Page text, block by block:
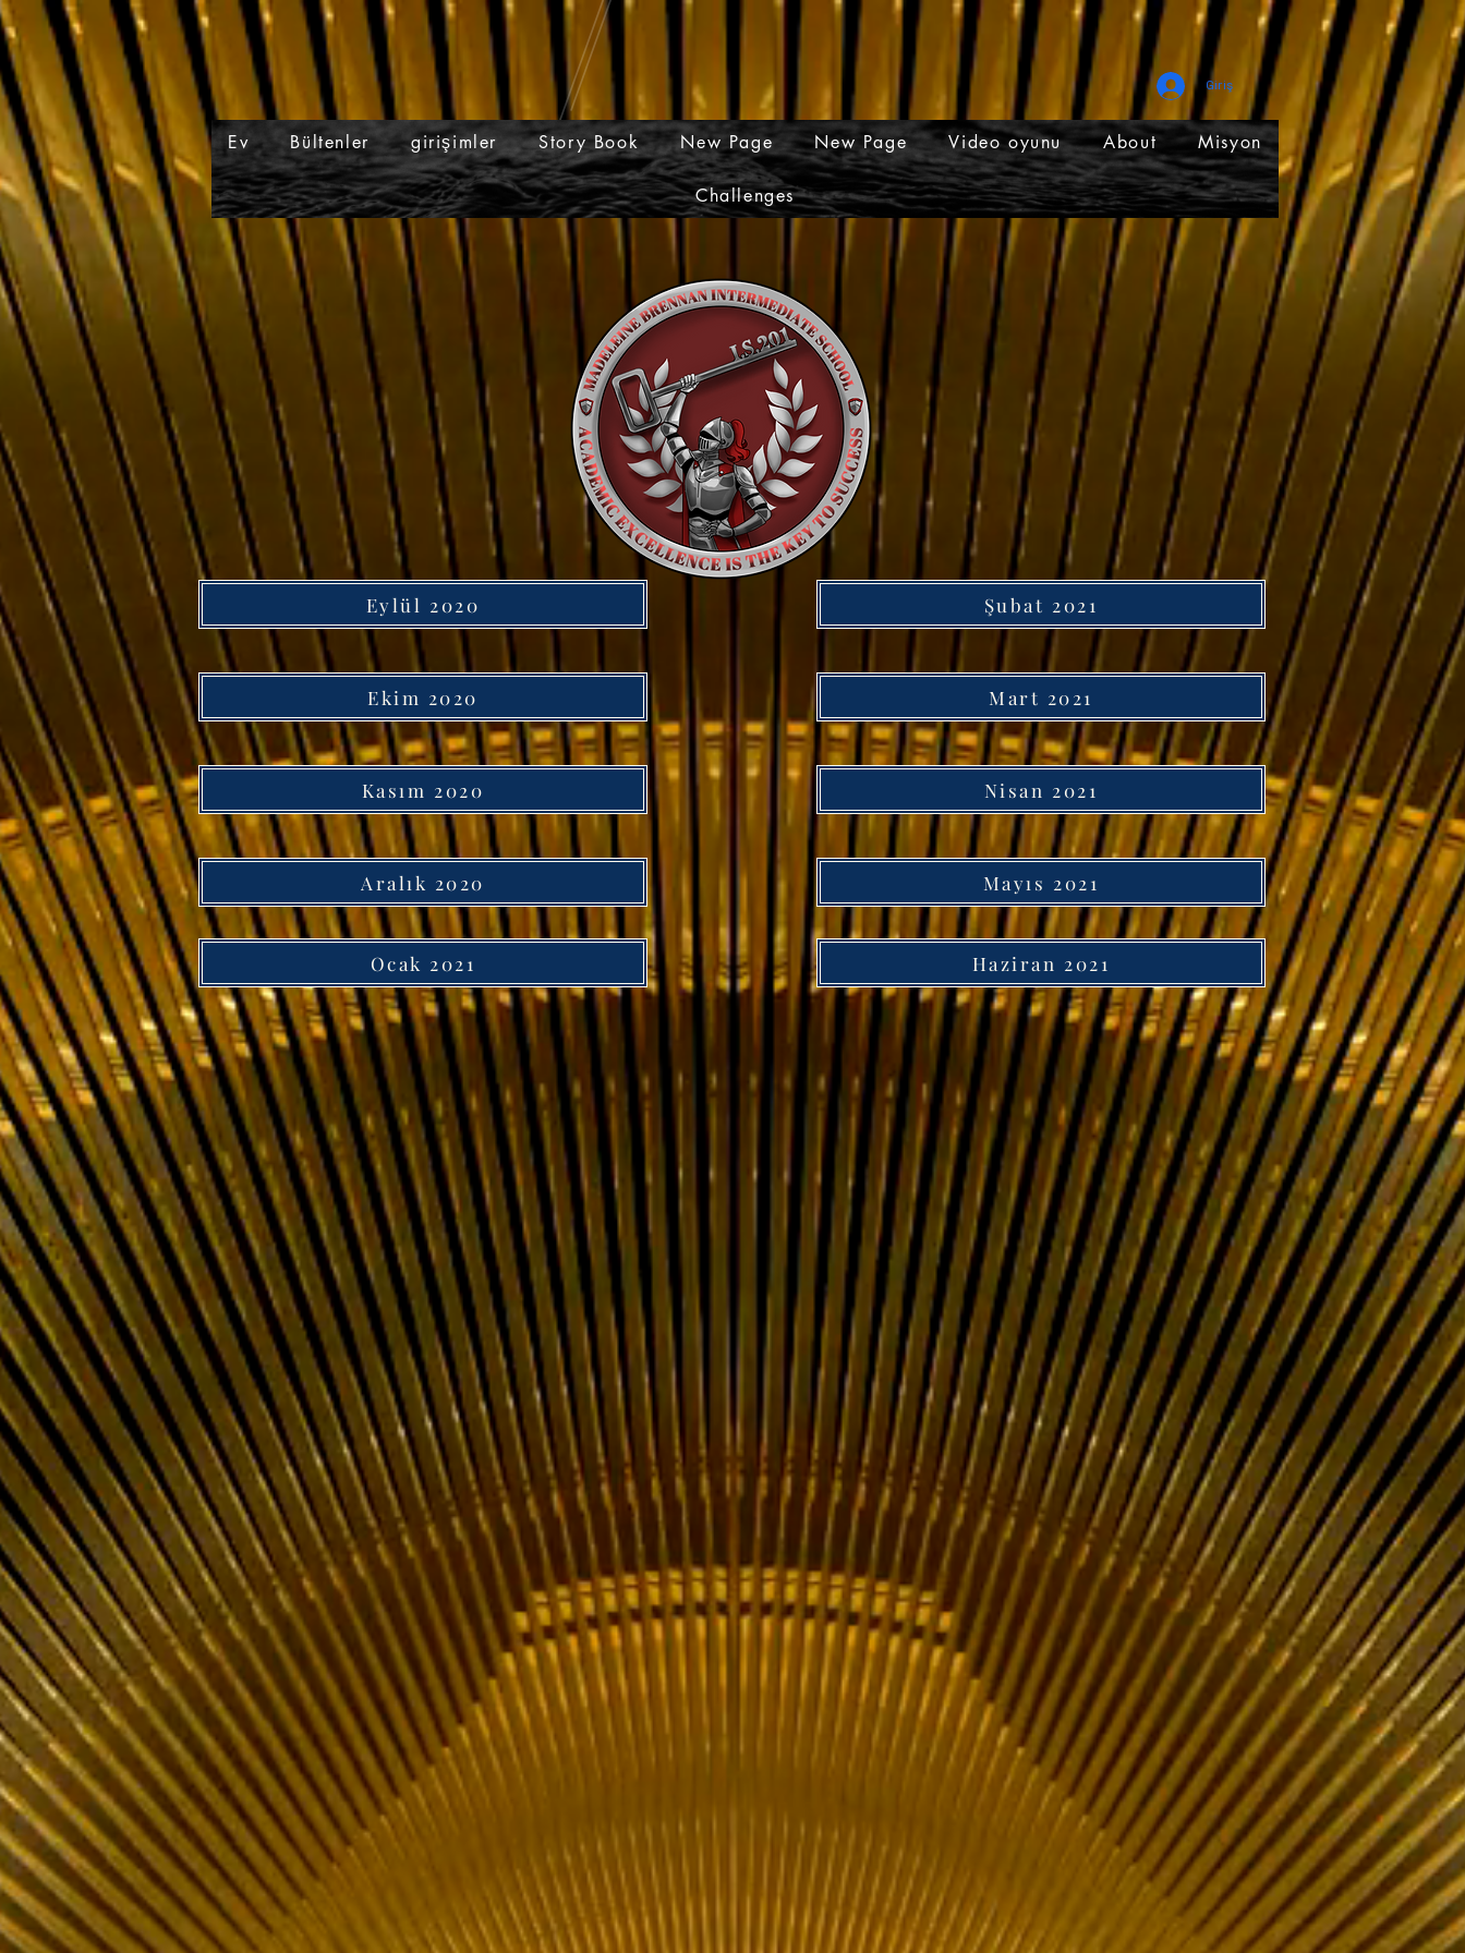
Ev Bültenler girişimler Story Book New Page New Page Video oyunu About Misyon
Challenges
Giriş
Eylül 2020 Şubat 2021
Ekim 2020 Mart 2021
Kasım 2020 Nisan 2021
Aralık 2020
Ocak 2021
Mayıs 2021
Haziran 2021